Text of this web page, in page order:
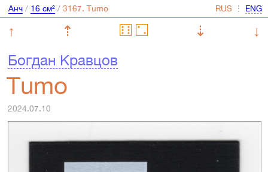
Анч/ 16 см²/ ⋮
↑ ⇡ ⇣
↓
Богдан Кравцов
Tumo
2024.07.10